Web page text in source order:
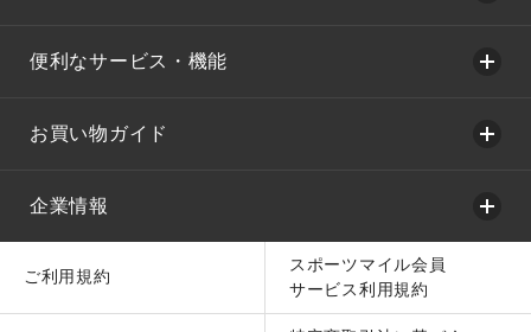
便利なサービス・機能
お買い物ガイド
企業情報
ご利用規約
スポーツマイル会員
サービス利用規約